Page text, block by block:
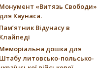
Монумент «Витязь Свободи»
для Каунаса.
Пам’ятник Відунасу в
Клайпеді
Меморіальна дошка для
Штабу литовсько-польсько-